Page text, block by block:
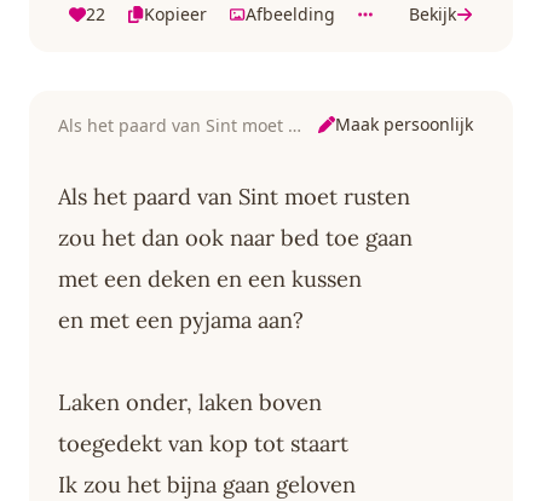
22 Kopieer Afbeelding Bekijk
Als het paard van Sint moet rusten Maak persoonlijk
Als het paard van Sint moet rusten
zou het dan ook naar bed toe gaan
met een deken en een kussen
en met een pyjama aan?
Laken onder, laken boven
toegedekt van kop tot staart
Ik zou het bijna gaan geloven